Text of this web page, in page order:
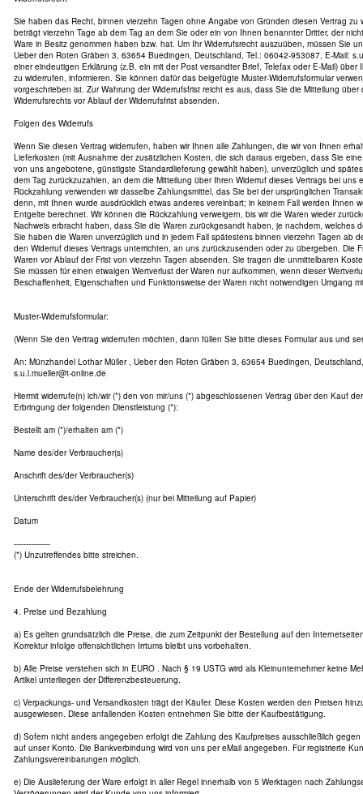
Sie haben das Recht, binnen vierzehn Tagen ohne Angabe von Gründen diesen Vertrag zu
beträgt vierzehn Tage ab dem Tag an dem Sie oder ein von Ihnen benannter Dritter, der
Ware in Besitz genommen haben bzw. hat. Um Ihr Widerrufsrecht auszuüben, müssen Sie
Ueber den Roten Gräben 3, 63654 Buedingen, Deutschland, Tel.: 06042-953087, E-Mail:
einer eindeutigen Erklärung (z.B. ein mit der Post versandter Brief, Telefax oder E-Mail) über
zu widerrufen, informieren. Sie können dafür das beigefügte Muster-Widerrufsformular
vorgeschrieben ist. Zur Wahrung der Widerrufsfrist reicht es aus, dass Sie die Mitteilung
Widerrufsrechts vor Ablauf der Widerrufsfrist absenden.
Folgen des Widerrufs
Wenn Sie diesen Vertrag widerrufen, haben wir Ihnen alle Zahlungen, die wir von Ihnen
Lieferkosten (mit Ausnahme der zusätzlichen Kosten, die sich daraus ergeben, dass Sie
von uns angebotene, günstigste Standardlieferung gewählt haben), unverzüglich und
dem Tag zurückzuzahlen, an dem die Mitteilung über Ihren Widerruf dieses Vertrags bei uns
Rückzahlung verwenden wir dasselbe Zahlungsmittel, das Sie bei der ursprünglichen
denn, mit Ihnen wurde ausdrücklich etwas anderes vereinbart; in keinem Fall werden Ihnen
Entgelte berechnet. Wir können die Rückzahlung verweigern, bis wir die Waren wieder
Nachweis erbracht haben, dass Sie die Waren zurückgesandt haben, je nachdem, welches
Sie haben die Waren unverzüglich und in jedem Fall spätestens binnen vierzehn Tagen ab
den Widerruf dieses Vertrags unterrichten, an uns zurückzusenden oder zu übergeben. Die
Waren vor Ablauf der Frist von vierzehn Tagen absenden. Sie tragen die unmittelbaren
Sie müssen für einen etwaigen Wertverlust der Waren nur aufkommen, wenn dieser
Beschaffenheit, Eigenschaften und Funktionsweise der Waren nicht notwendigen Umgang
Muster-Widerrufsformular:
(Wenn Sie den Vertrag widerrufen möchten, dann füllen Sie bitte dieses Formular aus und
An: Münzhandel Lothar Müller , Ueber den Roten Gräben 3, 63654 Buedingen,
s.u.l.mueller@t-online.de
Hiermit widerrufe(n) ich/wir (*) den von mir/uns (*) abgeschlossenen Vertrag über den Kauf
Erbringung der folgenden Dienstleistung (*):
Bestellt am (*)/erhalten am (*)
Name des/der Verbraucher(s)
Anschrift des/der Verbraucher(s)
Unterschrift des/der Verbraucher(s) (nur bei Mitteilung auf Papier)
Datum
---------------
(*) Unzutreffendes bitte streichen.
Ende der Widerrufsbelehrung
4. Preise und Bezahlung
a) Es gelten grundsätzlich die Preise, die zum Zeitpunkt der Bestellung auf den
Korrektur infolge offensichtlichen Irrtums bleibt uns vorbehalten.
b) Alle Preise verstehen sich in EURO . Nach § 19 USTG wird als Kleinunternehmer keine
Artikel unterliegen der Differenzbesteuerung.
c) Verpackungs- und Versandkosten trägt der Käufer. Diese Kosten werden den Preisen
ausgewiesen. Diese anfallenden Kosten entnehmen Sie bitte der Kaufbestätigung.
d) Sofern nicht anders angegeben erfolgt die Zahlung des Kaufpreises ausschließlich gegen
auf unser Konto. Die Bankverbindung wird von uns per eMail angegeben. Für registrierte
Zahlungsvereinbarungen möglich.
e) Die Auslieferung der Ware erfolgt in aller Regel innerhalb von 5 Werktagen nach